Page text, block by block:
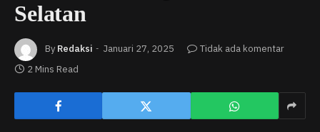
Selatan
By Redaksi Januari 27, 2025
Tidak ada komentar
2 Mins Read